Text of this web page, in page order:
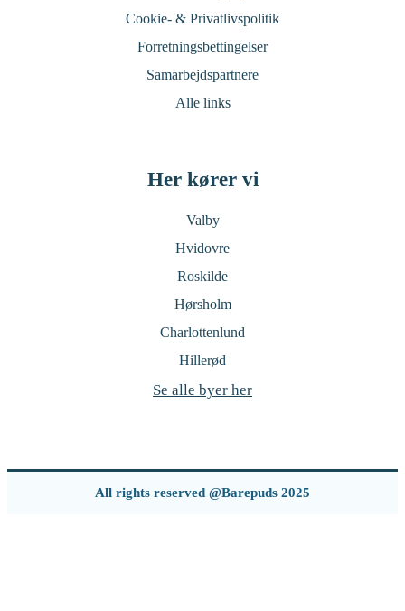
Cookie- & Privatlivspolitik
Forretningsbettingelser
Samarbejdspartnere
Alle links
Her kører vi
Valby
Hvidovre
Roskilde
Hørsholm
Charlottenlund
Hillerød
Se alle byer her
All rights reserved @Barepuds 2025